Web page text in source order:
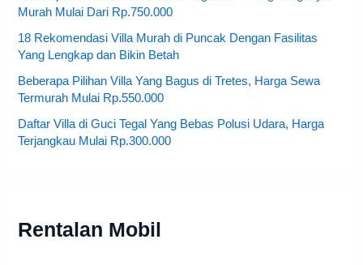
Murah Mulai Dari Rp.750.000
18 Rekomendasi Villa Murah di Puncak Dengan Fasilitas
Yang Lengkap dan Bikin Betah
Beberapa Pilihan Villa Yang Bagus di Tretes, Harga Sewa
Termurah Mulai Rp.550.000
Daftar Villa di Guci Tegal Yang Bebas Polusi Udara, Harga
Terjangkau Mulai Rp.300.000
Rentalan Mobil